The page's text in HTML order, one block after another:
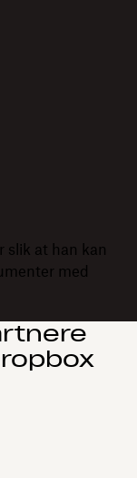
slik at han kan
med